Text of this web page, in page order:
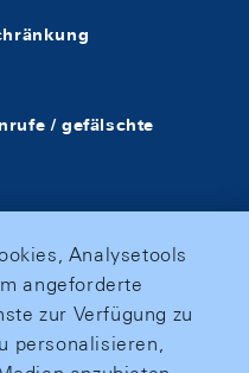
/ gefälschte
Analysetools
angeforderte
zur Verfügung zu
personalisieren,